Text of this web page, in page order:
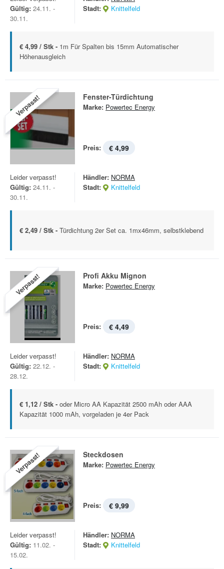
Gültig: 24.11. -
30.11.
Stadt:
Knittelfeld
€ 4,99 / Stk - 1m Für Spalten bis 15mm Automatischer
Höhenausgleich
Verpasst! Fenster-Türdichtung
Marke: Powertec Energy
Preis: € 4,99
Leider verpasst!
Gültig: 24.11. -
30.11.
Händler: NORMA
Stadt:
Knittelfeld
€ 2,49 / Stk - Türdichtung 2er Set ca. 1mx46mm, selbstklebend
Verpasst! Profi Akku Mignon
Marke: Powertec Energy
Preis: € 4,49
Leider verpasst!
Gültig: 22.12. -
28.12.
Händler: NORMA
Stadt:
Knittelfeld
€ 1,12 / Stk - oder Micro AA Kapazität 2500 mAh oder AAA
Kapazität 1000 mAh, vorgeladen je 4er Pack
Verpasst! Steckdosen
Marke: Powertec Energy
Preis: € 9,99
Leider verpasst!
Gültig: 11.02. -
15.02.
Händler: NORMA
Stadt:
Knittelfeld